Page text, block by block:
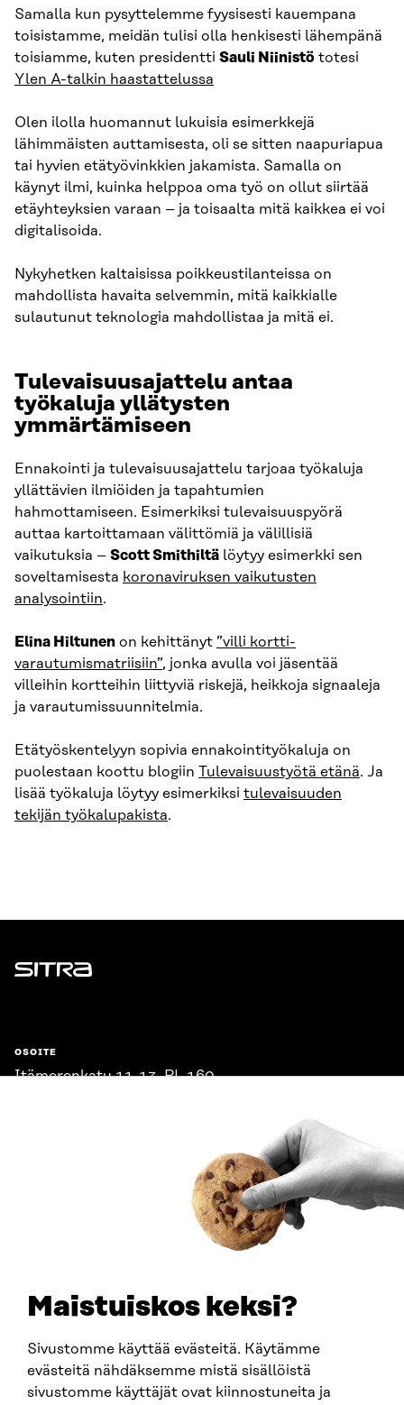
Maistuiskos keksi?
Sivustomme käyttää evästeitä. Käytämme
evästeitä nähdäksemme mistä sisällöistä
sivustomme käyttäjät ovat kiinnostuneita ja
Samalla kun pysyttelemme fyysisesti kauempana
toisistamme, meidän tulisi olla henkisesti lähempänä
toisiamme, kuten presidentti Sauli Niinistö totesi
Ylen A-talkin haastattelussa
Olen ilolla huomannut lukuisia esimerkkejä
lähimmäisten auttamisesta, oli se sitten naapuriapua
tai hyvien etätyövinkkien jakamista. Samalla on
käynyt ilmi, kuinka helppoa oma työ on ollut siirtää
etäyhteyksien varaan – ja toisaalta mitä kaikkea ei voi
digitalisoida.
Nykyhetken kaltaisissa poikkeustilanteissa on
mahdollista havaita selvemmin, mitä kaikkialle
sulautunut teknologia mahdollistaa ja mitä ei.
Tulevaisuusajattelu antaa
työkaluja yllätysten
ymmärtämiseen
Ennakointi ja tulevaisuusajattelu tarjoaa työkaluja
yllättävien ilmiöiden ja tapahtumien
hahmottamiseen. Esimerkiksi tulevaisuuspyörä
auttaa kartoittamaan välittömiä ja välillisiä
vaikutuksia – Scott Smithiltä löytyy esimerkki sen
soveltamisesta koronaviruksen vaikutusten
analysointiin.
Elina Hiltunen on kehittänyt ”villi kortti-
varautumismatriisiin”, jonka avulla voi jäsentää
villeihin kortteihin liittyviä riskejä, heikkoja signaaleja
ja varautumissuunnitelmia.
Etätyöskentelyyn sopivia ennakointityökaluja on
puolestaan koottu blogiin Tulevaisuustyötä etänä. Ja
lisää työkaluja löytyy esimerkiksi tulevaisuuden
tekijän työkalupakista.
Sitra
OSOITE
Itämerenkatu 11-13, PL 160,
SITRA SOSIAALISESSA MEDIASSA